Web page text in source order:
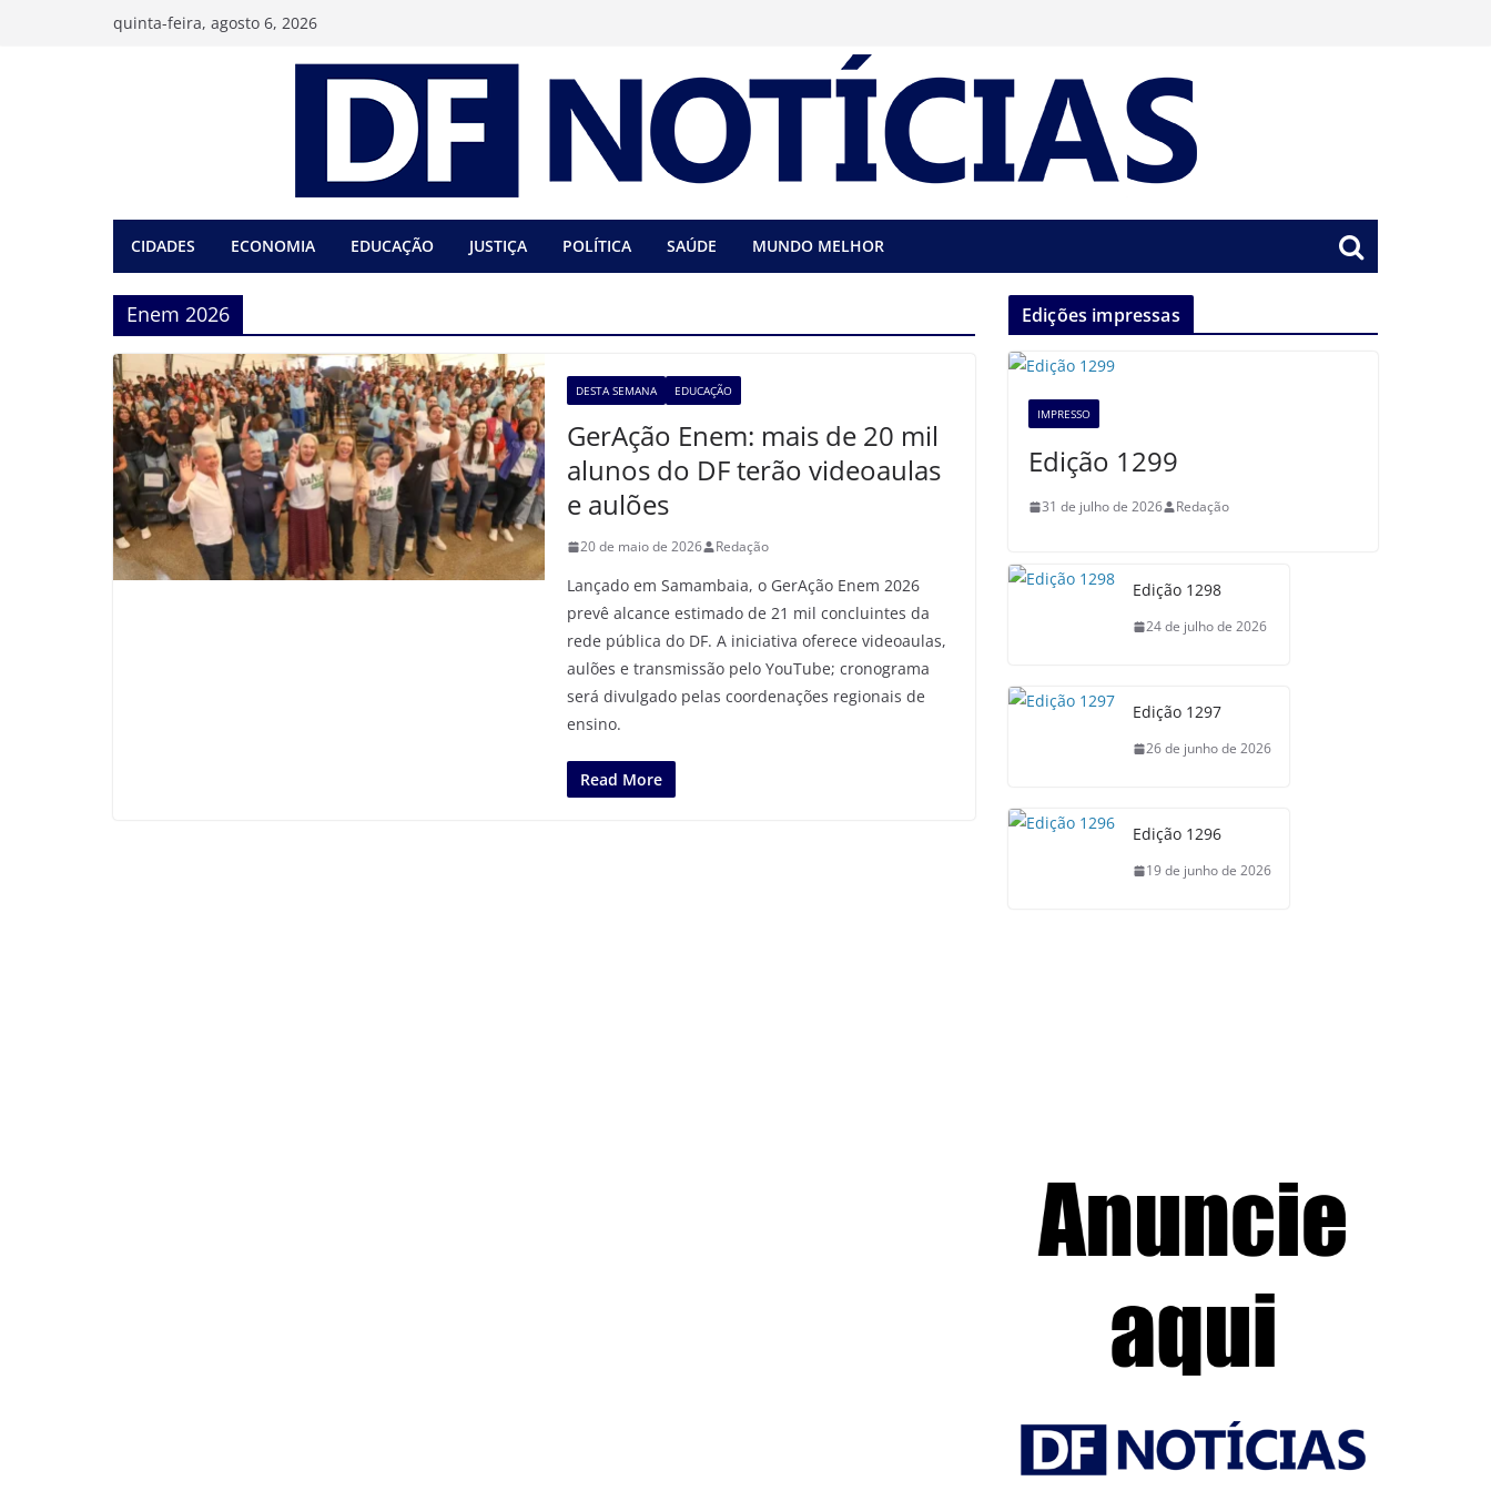
quinta-feira, agosto 6, 2026
CIDADES ECONOMIA EDUCAÇÃO JUSTIÇA POLÍTICA SAÚDE MUNDO MELHOR
Enem 2026
DESTA SEMANA EDUCAÇÃO
GerAção Enem: mais de 20 mil
alunos do DF terão videoaulas
e aulões
20 de maio de 2026 Redação
Lançado em Samambaia, o GerAção Enem 2026
prevê alcance estimado de 21 mil concluintes da
rede pública do DF. A iniciativa oferece videoaulas,
aulões e transmissão pelo YouTube; cronograma
será divulgado pelas coordenações regionais de
ensino.
Read More
Edições impressas
IMPRESSO
Edição 1299
31 de julho de 2026 Redação
Edição 1298
24 de julho de 2026
Edição 1297
26 de junho de 2026
Edição 1296
19 de junho de 2026